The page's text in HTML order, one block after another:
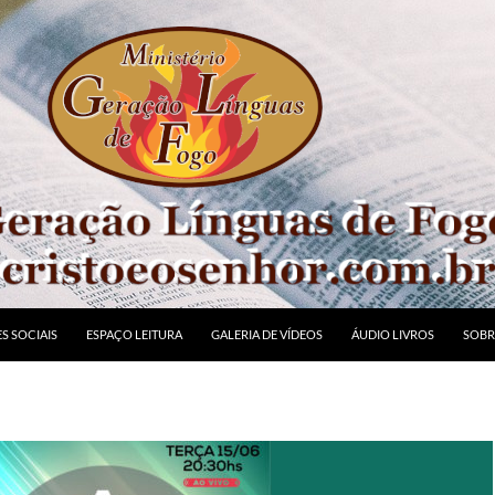
SOCIAIS ESPAÇO LEITURA GALERIA DE VÍDEOS ÁUDIO LIVROS